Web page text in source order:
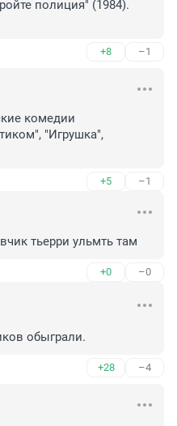
полиция" (1984).
+8 –1
комедии
"Игрушка",
+5 –1
тьерри ульмть там
+0 –0
обыграли.
+28 –4